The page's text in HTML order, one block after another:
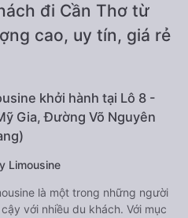
đi Cần Thơ từ
cao, uy tín, giá rẻ
khởi hành tại Lô 8 -
Gia, Đường Võ Nguyên
Limousine
là một trong những người
với nhiều du khách. Với mục